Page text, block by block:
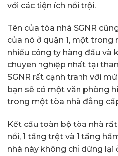
với các tiện ích nổi trội.
Tên của tòa nhà SGNR
của nó ở quận 1, một
nhiều công ty hàng đầu và
chuyên nghiệp nhất tại
SGNR rất cạnh tranh với
bạn sẽ có một văn phòng
trong một tòa nhà đẳng
Kết cấu toàn bộ tòa nhà
nổi, 1 tầng trệt và 1 tầng
nhà này không chỉ dừng lại